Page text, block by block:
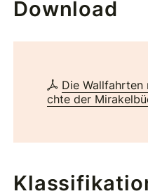
Download
Die Wallfahrten
chte der